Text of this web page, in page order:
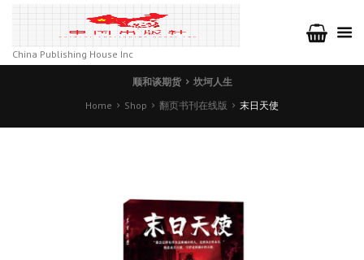
China Publishing House Inc
顺和谈期货
坎坷人生
Home
Shop 翻页书刊在线版 末日天使